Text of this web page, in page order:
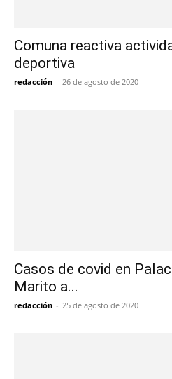
Comuna reactiva
deportiva
redacción - 26 de agosto de 2020
Casos de covid en
Marito a...
redacción - 25 de agosto de 2020